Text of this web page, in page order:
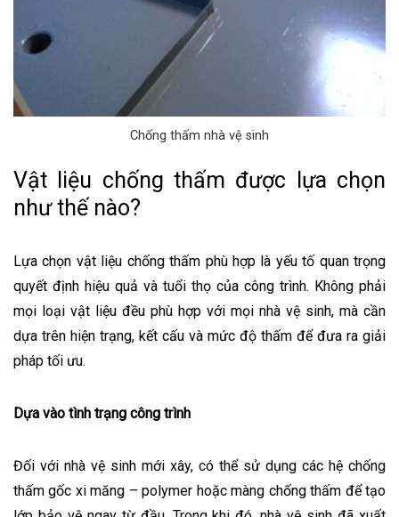
Chống thấm nhà vệ sinh
Vật liệu chống thấm được lựa chọn
như thế nào?
Lựa chọn vật liệu chống thấm phù hợp là yếu tố quan trọng
quyết định hiệu quả và tuổi thọ của công trình. Không phải
mọi loại vật liệu đều phù hợp với mọi nhà vệ sinh, mà cần
dựa trên hiện trạng, kết cấu và mức độ thấm để đưa ra giải
pháp tối ưu.
Dựa vào tình trạng công trình
Đối với nhà vệ sinh mới xây, có thể sử dụng các hệ chống
thấm gốc xi măng – polymer hoặc màng chống thấm để tạo